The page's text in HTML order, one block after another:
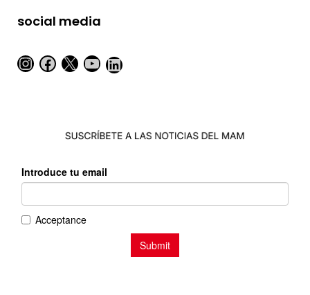
social media
Instagram
Facebook
X YouTube
LinkedIn